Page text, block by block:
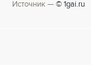
Источник — © 1gai.ru